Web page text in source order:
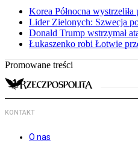
Korea Północna
Lider Zielonych: Szwecja
Donald Trump wstrzymał
Łukaszenko robi Łotwie
Promowane treści
KONTAKT
O nas